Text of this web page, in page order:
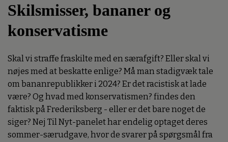
Skilsmisser, bananer og
konservatisme
Skal vi straffe fraskilte med en særafgift? Eller skal vi
nøjes med at beskatte enlige? Må man stadigvæk tale
om bananrepublikker i 2024? Er det racistisk at lade
være? Og hvad med konservatismen? findes den
faktisk på Frederiksberg - eller er det bare noget de
siger? Nej Til Nyt-panelet har endelig optaget deres
sommer-særudgave, hvor de svarer på spørgsmål fra